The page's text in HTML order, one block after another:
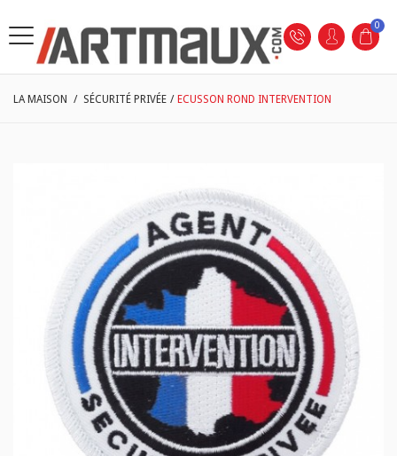
0
LA MAISON / SÉCURITÉ PRIVÉE / ECUSSON ROND INTERVENTION